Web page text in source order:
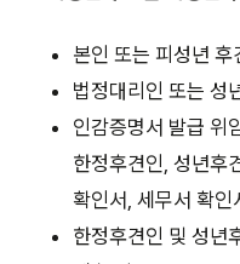
본인 또는 피성년 후
법정대리인 또는 성
인감증명서 발급 위
한정후견인, 성년후
확인서, 세무서 확인
한정후견인 및 성년